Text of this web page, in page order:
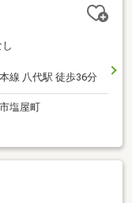
し
線 八代駅 徒歩36分
塩屋町